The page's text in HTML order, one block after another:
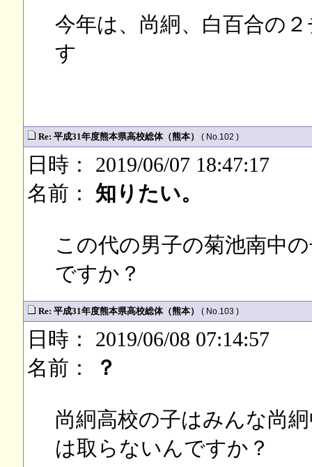
今年は、尚絅、白百合の
す
Re: 平成31年度熊本県高校総体（熊本） ( No.102 )
日時： 2019/06/07 18:47:17
名前： 知りたい。
この代の男子の菊池南中
ですか？
Re: 平成31年度熊本県高校総体（熊本） ( No.103 )
日時： 2019/06/08 07:14:57
名前：
？
尚絅高校の子はみんな尚
は取らないんですか？